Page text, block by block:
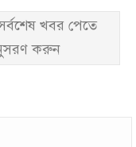
খবর পেতে
করুন